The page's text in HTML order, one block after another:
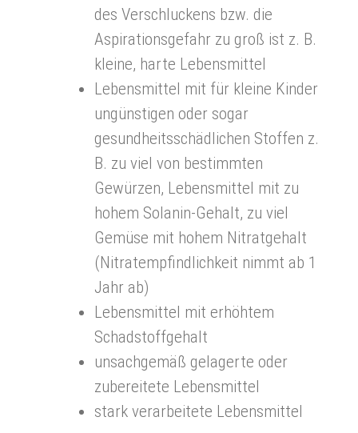
des Verschluckens bzw. die
Aspirationsgefahr zu groß ist z. B.
kleine, harte Lebensmittel
Lebensmittel mit für kleine Kinder
ungünstigen oder sogar
gesundheitsschädlichen Stoffen z.
B. zu viel von bestimmten
Gewürzen, Lebensmittel mit zu
hohem Solanin-Gehalt, zu viel
Gemüse mit hohem Nitratgehalt
(Nitratempfindlichkeit nimmt ab 1
Jahr ab)
Lebensmittel mit erhöhtem
Schadstoffgehalt
unsachgemäß gelagerte oder
zubereitete Lebensmittel
stark verarbeitete Lebensmittel